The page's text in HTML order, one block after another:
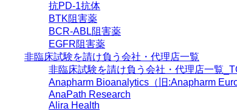
抗PD-1抗体
BTK阻害薬
BCR-ABL阻害薬
EGFR阻害薬
非臨床試験を請け負う会社・代理店一覧
非臨床試験を請け負う会社・代理店一覧
Anapharm Bioanalytics（旧:Anapharm
AnaPath Research
Alira Health